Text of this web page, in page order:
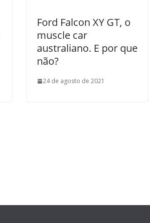
Ford Falcon XY GT, o
muscle car
australiano. E por que
não?
24 de agosto de 2021